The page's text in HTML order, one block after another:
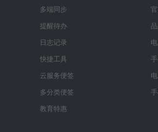
多端同步
提醒待办
日志记录
快捷工具
云服务便签
多分类便签
教育特惠